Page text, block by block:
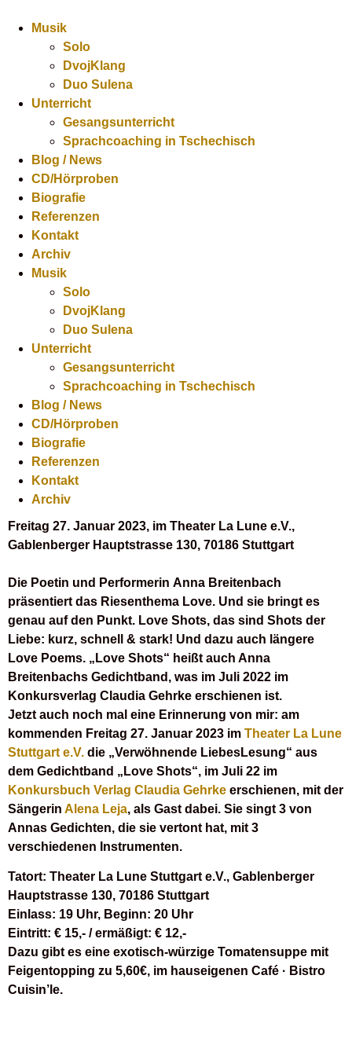
Musik
Solo
DvojKlang
Duo Sulena
Unterricht
Gesangsunterricht
Sprachcoaching in Tschechisch
Blog / News
CD/Hörproben
Biografie
Referenzen
Kontakt
Archiv
Musik
Solo
DvojKlang
Duo Sulena
Unterricht
Gesangsunterricht
Sprachcoaching in Tschechisch
Blog / News
CD/Hörproben
Biografie
Referenzen
Kontakt
Archiv
Freitag 27. Januar 2023, im Theater La Lune e.V.,
Gablenberger Hauptstrasse 130, 70186 Stuttgart
Die Poetin und Performerin Anna Breitenbach
präsentiert das Riesenthema Love. Und sie bringt es
genau auf den Punkt. Love Shots, das sind Shots der
Liebe: kurz, schnell & stark! Und dazu auch längere
Love Poems. „Love Shots“ heißt auch Anna
Breitenbachs Gedichtband, was im Juli 2022 im
Konkursverlag Claudia Gehrke erschienen ist.
Jetzt auch noch mal eine Erinnerung von mir: am
kommenden Freitag 27. Januar 2023 im Theater La Lune
Stuttgart e.V. die „Verwöhnende LiebesLesung“ aus
dem Gedichtband „Love Shots“, im Juli 22 im
Konkursbuch Verlag Claudia Gehrke erschienen, mit der
Sängerin Alena Leja, als Gast dabei. Sie singt 3 von
Annas Gedichten, die sie vertont hat, mit 3
verschiedenen Instrumenten.
Tatort: Theater La Lune Stuttgart e.V., Gablenberger
Hauptstrasse 130, 70186 Stuttgart
Einlass: 19 Uhr, Beginn: 20 Uhr
Eintritt: € 15,- / ermäßigt: € 12,-
Dazu gibt es eine exotisch-würzige Tomatensuppe mit
Feigentopping zu 5,60€, im hauseigenen Café · Bistro
Cuisin’le.